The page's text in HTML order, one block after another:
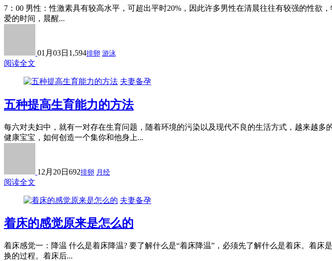
7：00 男性：性激素具有较高水平，可超出平时20%，因此许多男性在清晨往往有较强的性
爱的时间，晨醒...
01月03日 1,594排卵 游泳
阅读全文
夫妻备孕
五种提高生育能力的方法
每六对夫妇中，就有一对存在生育问题，随着环境的污染以及现代不良的生活方式，越来越
健康宝宝，如何创造一个集你和他身上...
12月20日 692排卵 月经
阅读全文
夫妻备孕
着床的感觉原来是怎么的
着床感觉一：降温 什么是着床降温? 要了解什么是“着床降温”，必须先了解什么是着床。着
换的过程。着床后...